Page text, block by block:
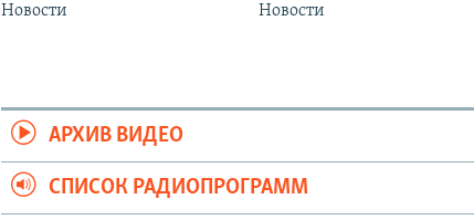
Новости Новости
АРХИВ ВИДЕО
СПИСОК РАДИОПРОГРАММ